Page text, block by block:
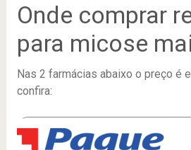
Onde comprar
para micose
Nas 2 farmácias abaixo o preço é
confira: